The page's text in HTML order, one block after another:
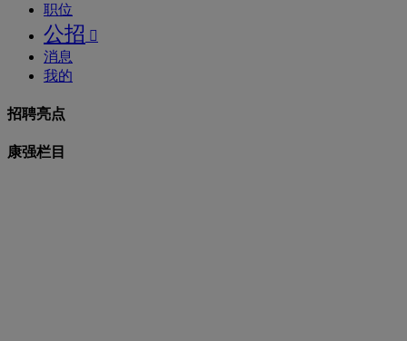
职位
公招 
消息
我的
招聘亮点
康强栏目